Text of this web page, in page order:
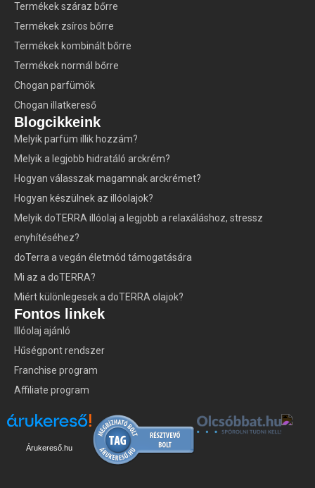
Termékek száraz bőrre
Termékek zsíros bőrre
Termékek kombinált bőrre
Termékek normál bőrre
Chogan parfümök
Chogan illatkereső
Blogcikkeink
Melyik parfüm illik hozzám?
Melyik a legjobb hidratáló arckrém?
Hogyan válasszak magamnak arckrémet?
Hogyan készülnek az illóolajok?
Melyik doTERRA illóolaj a legjobb a relaxáláshoz, stressz
enyhítéséhez?
doTerra a vegán életmód támogatására
Mi az a doTERRA?
Miért különlegesek a doTERRA olajok?
Fontos linkek
Illóolaj ajánló
Hűségpont rendszer
Franchise program
Affiliate program
Árukereső.hu